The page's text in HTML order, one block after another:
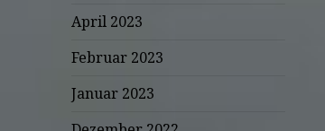
April 2023
Februar 2023
Januar 2023